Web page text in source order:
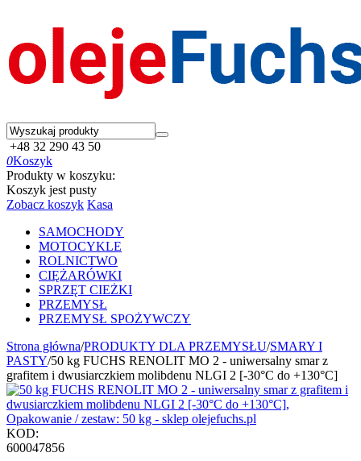
+48 32 290 43 50
0Koszyk
Produkty w koszyku:
Koszyk jest pusty
Zobacz koszyk Kasa
SAMOCHODY
MOTOCYKLE
ROLNICTWO
CIĘŻARÓWKI
SPRZĘT CIEŻKI
PRZEMYSŁ
PRZEMYSŁ SPOŻYWCZY
Strona główna/PRODUKTY DLA PRZEMYSŁU/SMARY I
PASTY/50 kg FUCHS RENOLIT MO 2 - uniwersalny smar z
grafitem i dwusiarczkiem molibdenu NLGI 2 [-30°C do +130°C]
KOD:
600047856